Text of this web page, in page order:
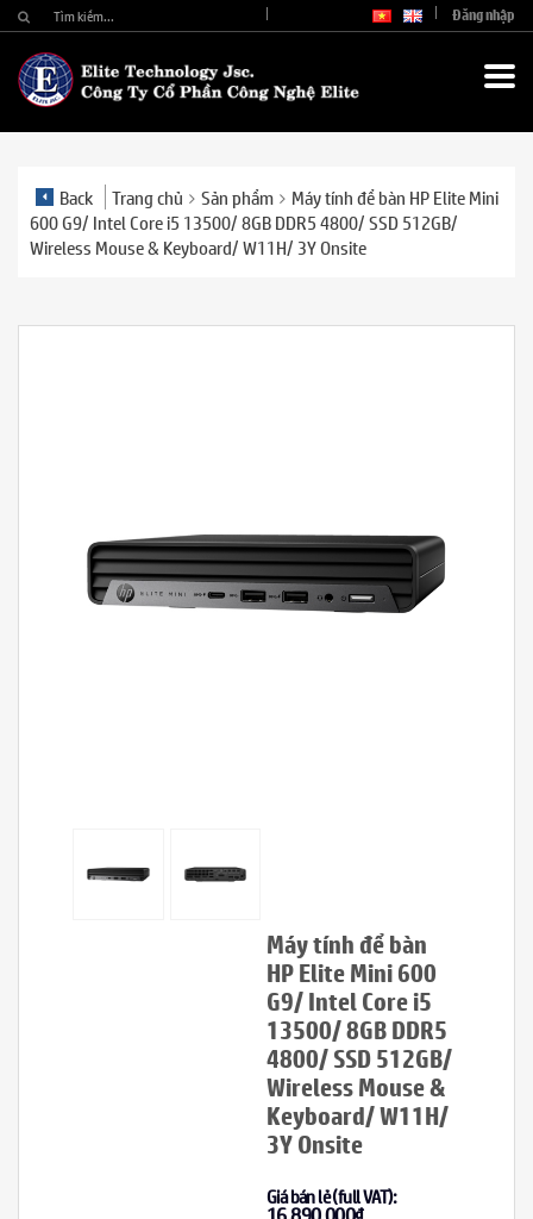
Đăng nhập
Back Trang chủ Sản phẩm
Máy tính để bàn HP Elite Mini
600 G9/ Intel Core i5 13500/ 8GB DDR5 4800/ SSD 512GB/
Wireless Mouse & Keyboard/ W11H/ 3Y Onsite
Máy tính để bàn
HP Elite Mini 600
G9/ Intel Core i5
13500/ 8GB DDR5
4800/ SSD 512GB/
Wireless Mouse &
Keyboard/ W11H/
3Y Onsite
Giá bán lẻ (full VAT):